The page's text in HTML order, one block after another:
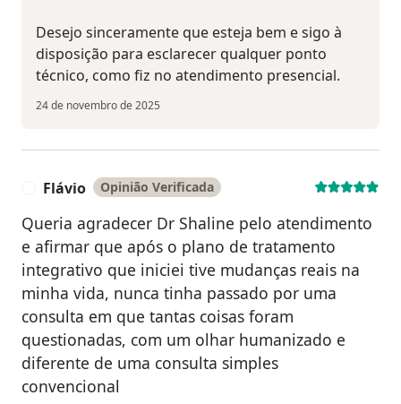
Desejo sinceramente que esteja bem e sigo à
disposição para esclarecer qualquer ponto
técnico, como fiz no atendimento presencial.
24 de novembro de 2025
Flávio Opinião Verificada
Queria agradecer Dr Shaline pelo atendimento
e afirmar que após o plano de tratamento
integrativo que iniciei tive mudanças reais na
minha vida, nunca tinha passado por uma
consulta em que tantas coisas foram
questionadas, com um olhar humanizado e
diferente de uma consulta simples
convencional